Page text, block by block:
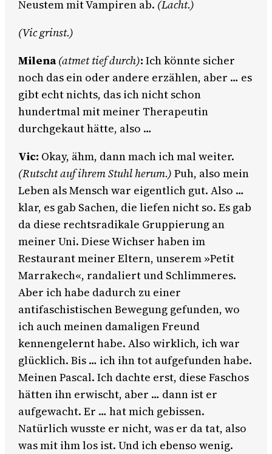
Neustem mit Vampiren ab. (Lacht.)
(Vic grinst.)
Milena(atmet tief durch): Ich könnte sicher
noch das ein oder andere erzählen, aber … es
gibt echt nichts, das ich nicht schon
hundertmal mit meiner Therapeutin
durchgekaut hätte, also …
Vic: Okay, ähm, dann mach ich mal weiter.
(Rutscht auf ihrem Stuhl herum.) Puh, also mein
Leben als Mensch war eigentlich gut. Also …
klar, es gab Sachen, die liefen nicht so. Es gab
da diese rechtsradikale Gruppierung an
meiner Uni. Diese Wichser haben im
Restaurant meiner Eltern, unserem »Petit
Marrakech«, randaliert und Schlimmeres.
Aber ich habe dadurch zu einer
antifaschistischen Bewegung gefunden, wo
ich auch meinen damaligen Freund
kennengelernt habe. Also wirklich, ich war
glücklich. Bis … ich ihn tot aufgefunden habe.
Meinen Pascal. Ich dachte erst, diese Faschos
hätten ihn erwischt, aber … dann ist er
aufgewacht. Er … hat mich gebissen.
Natürlich wusste er nicht, was er da tat, also
was mit ihm los ist. Und ich ebenso wenig.